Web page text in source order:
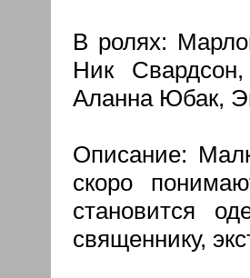
В ролях:
Ник
Аланна Юбак,
Описание:
скоро
становится
священнику,